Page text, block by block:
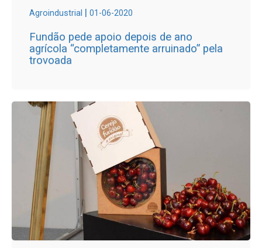
Agroindustrial | 01-06-2020
Fundão pede apoio depois de ano
agrícola “completamente arruinado” pela
trovoada